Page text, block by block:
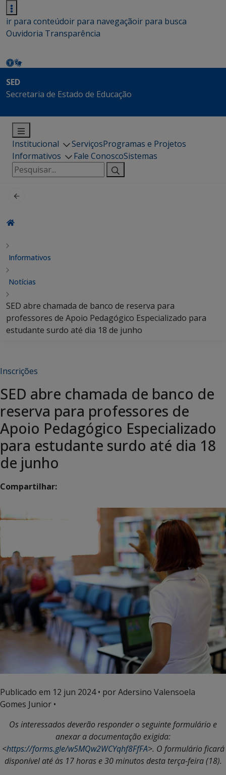
ir para conteúdoir para navegaçãoir para busca
Ouvidoria Transparência
SED
Secretaria de Estado de Educação
Institucional ServiçosProgramas e Projetos
Informativos
Fale ConoscoSistemas
Pesquisar
por:
Informativos
Notícias
SED abre chamada de banco de reserva para
professores de Apoio Pedagógico Especializado para
estudante surdo até dia 18 de junho
Inscrições
SED abre chamada de banco de
reserva para professores de
Apoio Pedagógico Especializado
para estudante surdo até dia 18
de junho
Compartilhar:
Publicado em 12 jun 2024• por Adersino Valensoela
Gomes Junior •
Os interessados deverão responder o seguinte formulário e
anexar a documentação exigida:
<https://forms.gle/w5MQw2WCYqhf8FfFA>. O formulário ficará
disponível até às 17 horas e 30 minutos desta terça-feira (18).